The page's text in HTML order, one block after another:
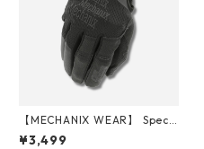
【MECHANIX WEAR】 Speci
alty 0.5mm Glove (COVERT)
¥3,499